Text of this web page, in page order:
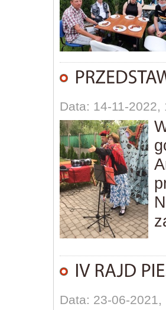
Data: 14-11-2022,
Data: 23-06-2021,